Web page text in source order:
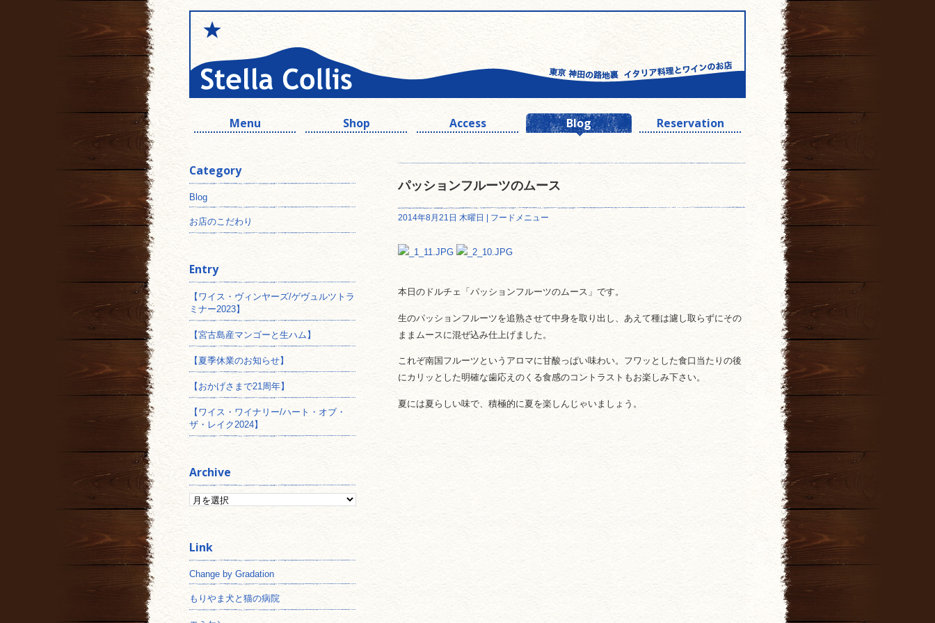
Menu Shop Access Blog Reservation
パッションフルーツのムース
2014年8月21日 木曜日 | フードメニュー
本日のドルチェ「パッションフルーツのムース」です。
生のパッションフルーツを追熟させて中身を取り出し、あえて種は濾し取らずにその
ままムースに混ぜ込み仕上げました。
これぞ南国フルーツというアロマに甘酸っぱい味わい。フワッとした食口当たりの後
にカリッとした明確な歯応えのくる食感のコントラストもお楽しみ下さい。
夏には夏らしい味で、積極的に夏を楽しんじゃいましょう。
Category
Blog
お店のこだわり
Entry
【ワイス・ヴィンヤーズ/ゲヴュルツトラ
ミナー2023】
【宮古島産マンゴーと生ハム】
【夏季休業のお知らせ】
【おかげさまで21周年】
【ワイス・ワイナリー/ハート・オブ・
ザ・レイク2024】
Archive
Change by Gradation
もりやま犬と猫の病院